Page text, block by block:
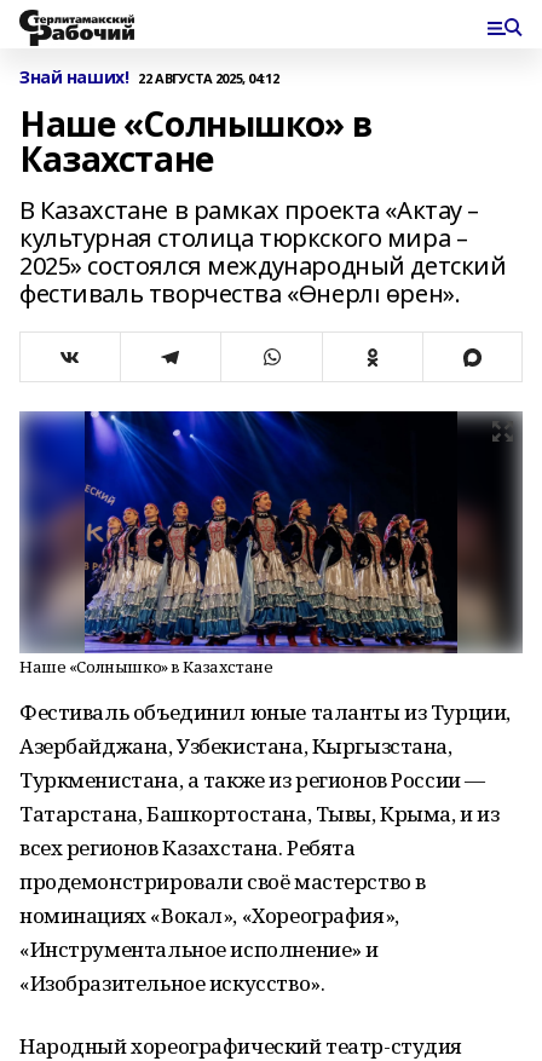
Знай наших! 22 АВГУСТА 2025, 04:12
Наше «Солнышко» в
Казахстане
В Казахстане в рамках проекта «Актау –
культурная столица тюркского мира –
2025» состоялся международный детский
фестиваль творчества «Өнерлі өрен».
Наше «Солнышко» в Казахстане
Фестиваль объединил юные таланты из Турции,
Азербайджана, Узбекистана, Кыргызстана,
Туркменистана, а также из регионов России —
Татарстана, Башкортостана, Тывы, Крыма, и из
всех регионов Казахстана. Ребята
продемонстрировали своё мастерство в
номинациях «Вокал», «Хореография»,
«Инструментальное исполнение» и
«Изобразительное искусство».
Народный хореографический театр-студия